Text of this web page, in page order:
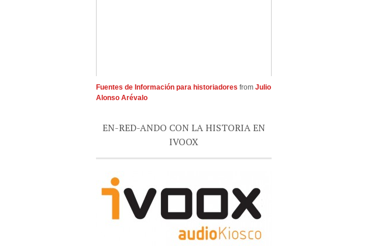
Fuentes de Información para historiadores from Julio
Alonso Arévalo
EN-RED-ANDO CON LA HISTORIA EN
IVOOX